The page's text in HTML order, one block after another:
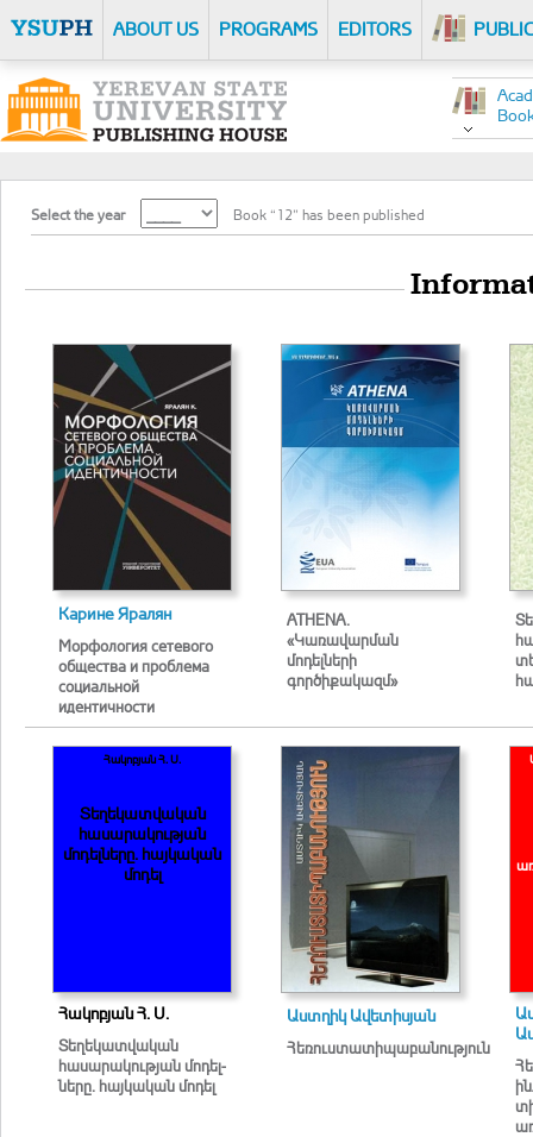
ABOUT US PROGRAMS EDITORS
Select the year Book “12” has been published
Карине Яралян
Морфология сетевого
общества и проблема
социальной
идентичности
ATHENA.
«Կառավարման
մոդելների
գործիքակազմ»
Հակոբյան Հ. Ս.
Տեղեկատվական
հասարակության
մոդել­ները. հայկական
մոդել
Հակոբյան Հ. Ս.
Տեղեկատվական
հասարակության մոդել­
ները. հայկական մոդել
Աստղիկ Ավետիսյան
Հեռուստատիպաբանություն